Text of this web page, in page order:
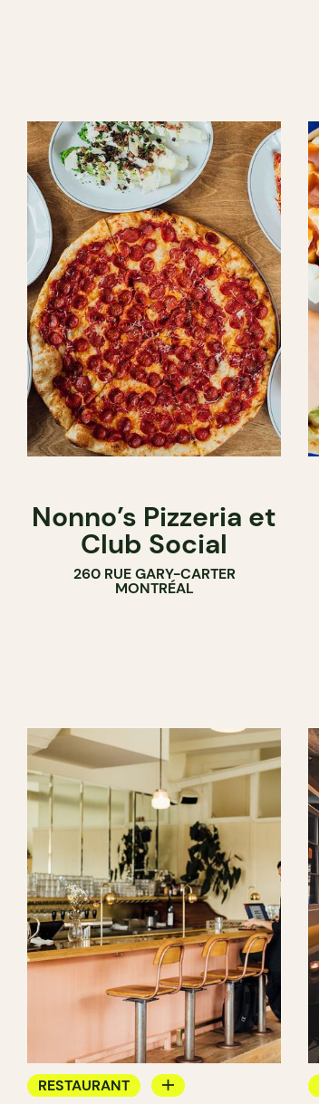
Nonno’s Pizzeria et
Club Social
260 RUE GARY-CARTER
MONTRÉAL
RESTAURANT